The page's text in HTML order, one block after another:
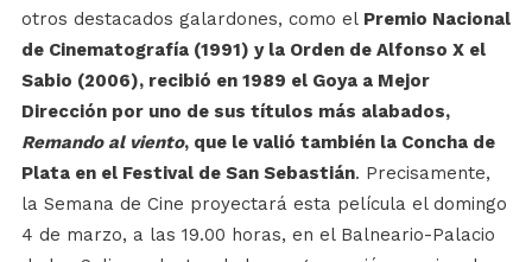
otros destacados galardones, como el Premio Nacional
de Cinematografía (1991) y la Orden de Alfonso X el
Sabio (2006), recibió en 1989 el Goya a Mejor
Dirección por uno de sus títulos más alabados,
Remando al viento, que le valió también la Concha de
Plata en el Festival de San Sebastián. Precisamente,
la Semana de Cine proyectará esta película el domingo
4 de marzo, a las 19.00 horas, en el Balneario-Palacio